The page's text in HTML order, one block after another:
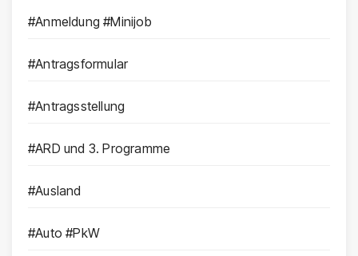
#Anmeldung #Minijob
#Antragsformular
#Antragsstellung
#ARD und 3. Programme
#Ausland
#Auto #PkW